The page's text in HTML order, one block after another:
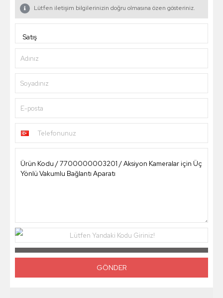
Lütfen iletişim bilgilerinizin doğru olmasına özen gösteriniz.
Adınız
Soyadınız
E-posta
Telefonunuz
Lütfen Yandaki Kodu Giriniz!